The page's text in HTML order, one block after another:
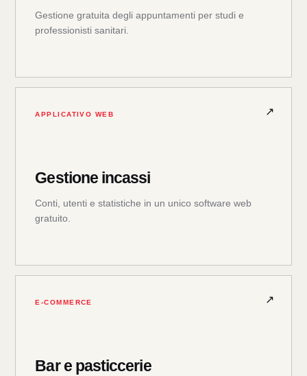
Gestione gratuita degli appuntamenti per studi e
professionisti sanitari.
APPLICATIVO WEB
Gestione incassi
Conti, utenti e statistiche in un unico software web
gratuito.
E-COMMERCE
Bar e pasticcerie